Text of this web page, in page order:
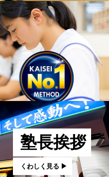
塾長挨拶
くわしく見る ▶︎